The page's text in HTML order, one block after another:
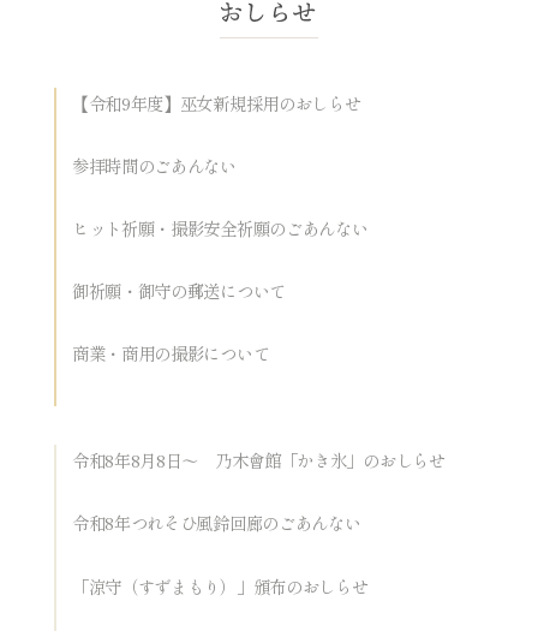
【令和9年度】巫女新規採用のおしらせ
参拝時間のごあんない
ヒット祈願・撮影安全祈願のごあんない
御祈願・御守の郵送について
商業・商用の撮影について
令和8年8月8日～ 乃木會館「かき氷」のおしらせ
令和8年つれそひ風鈴回廊のごあんない
「涼守（すずまもり）」頒布のおしらせ